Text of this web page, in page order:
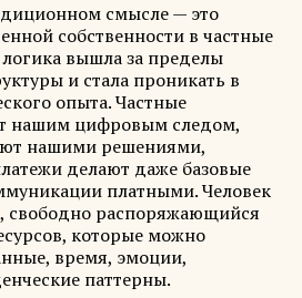
смысле — это
собственности в частные
логика вышла за пределы
и стала проникать в
опыта. Частные
нашим цифровым следом,
нашими решениями,
делают даже базовые
платными. Человек
свободно распоряжающийся
которые можно
время, эмоции,
паттерны.